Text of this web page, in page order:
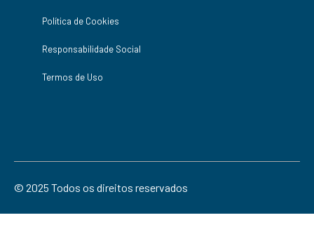
Política de Cookies
Responsabilidade Social
Termos de Uso
© 2025 Todos os direitos reservados